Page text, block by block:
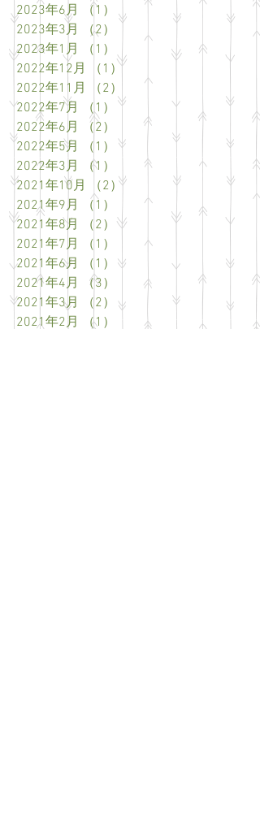
2023年6月
（1）
1件の記事
2023年3月
（2）
2023年1月
（1）
1件の記事
2022年12月
（1）1件の記事
2022年11月
（2）
2件の記事
2022年7月
（1）
1件の記事
2022年6月
（2）
2件の記事
2022年5月
（1）
1件の記事
2022年3月
（1）
1件の記事
2021年10月
（2）2件の記事
2021年9月
（1）
1件の記事
2021年8月
（2） 2件の記事
2021年7月
（1）
1件の記事
2021年6月
（1）
1件の記事
2021年4月
（3）
3件の記事
2021年3月
（2）
2件の記事
2021年2月
（1）
1件の記事